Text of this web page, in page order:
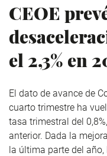
CEOE
el 2,3% en
El dato de avance de
cuarto trimestre ha
tasa trimestral del
anterior. Dada la
la última parte del